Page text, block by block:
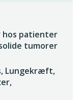
patienter
tumorer
Lungekræft,